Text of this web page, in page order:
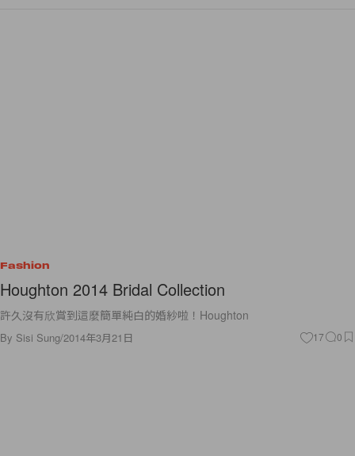
Fashion
Houghton 2014 Bridal Collection
許久沒有欣賞到這麼簡單純白的婚紗啦！Houghton
By Sisi Sung/2014年3月21日 17 0